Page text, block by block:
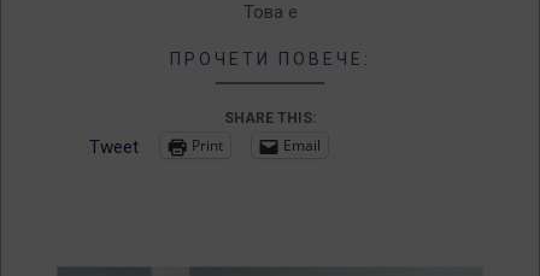
Това е
ПРОЧЕТИ ПОВЕЧЕ:
SHARE THIS:
Tweet Print Email